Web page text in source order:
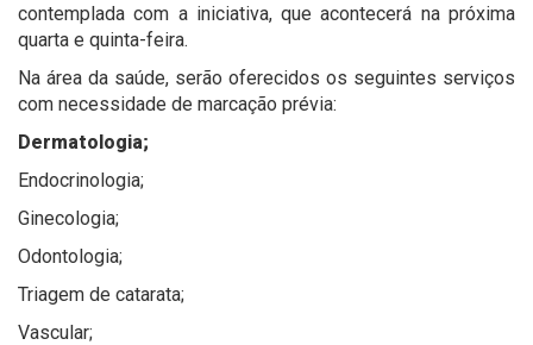
contemplada com a iniciativa, que acontecerá na próxima
quarta e quinta-feira.
Na área da saúde, serão oferecidos os seguintes serviços
com necessidade de marcação prévia:
Dermatologia;
Endocrinologia;
Ginecologia;
Odontologia;
Triagem de catarata;
Vascular;